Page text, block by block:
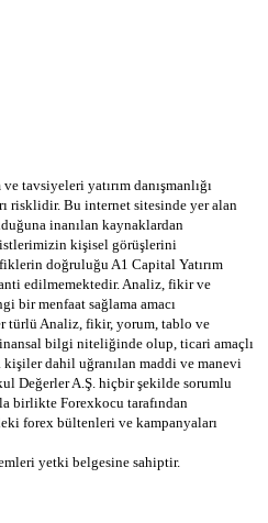
tavsiyeleri yatırım danışmanlığı
risklidir. Bu internet sitesinde yer alan
inanılan kaynaklardan
kişisel görüşlerini
doğruluğu A1 Capital Yatırım
edilmemektedir. Analiz, fikir ve
bir menfaat sağlama amacı
türlü Analiz, fikir, yorum, tablo ve
bilgi niteliğinde olup, ticari amaçlı
dahil uğranılan maddi ve manevi
Değerler A.Ş. hiçbir şekilde sorumlu
birlikte Forexkocu tarafından
forex bültenleri ve kampanyaları
yetki belgesine sahiptir.